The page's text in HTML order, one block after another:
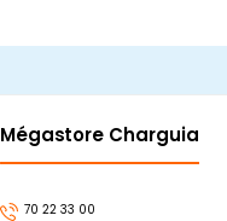
Mégastore Charguia
70 22 33 00